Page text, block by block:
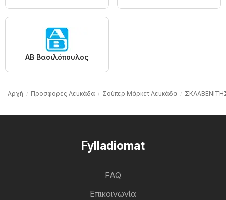
ΑΒ Βασιλόπουλος
Αρχή Προσφορές Λευκάδα Σούπερ Μάρκετ Λευκάδα
Fylladiomat
FAQ
Επικοινωνία